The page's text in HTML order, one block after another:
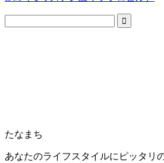
たなまち
あなたのライフスタイルにピッタリ